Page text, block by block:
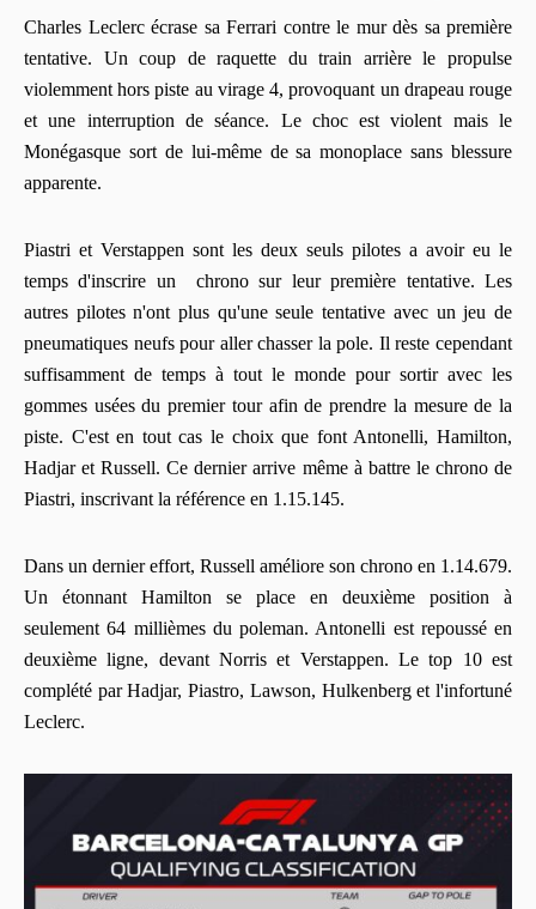
Charles Leclerc écrase sa Ferrari contre le mur dès sa première
tentative. Un coup de raquette du train arrière le propulse
violemment hors piste au virage 4, provoquant un drapeau rouge
et une interruption de séance. Le choc est violent mais le
Monégasque sort de lui-même de sa monoplace sans blessure
apparente.
Piastri et Verstappen sont les deux seuls pilotes a avoir eu le
temps d'inscrire un chrono sur leur première tentative. Les
autres pilotes n'ont plus qu'une seule tentative avec un jeu de
pneumatiques neufs pour aller chasser la pole. Il reste cependant
suffisamment de temps à tout le monde pour sortir avec les
gommes usées du premier tour afin de prendre la mesure de la
piste. C'est en tout cas le choix que font Antonelli, Hamilton,
Hadjar et Russell. Ce dernier arrive même à battre le chrono de
Piastri, inscrivant la référence en 1.15.145.
Dans un dernier effort, Russell améliore son chrono en 1.14.679.
Un étonnant Hamilton se place en deuxième position à
seulement 64 millièmes du poleman. Antonelli est repoussé en
deuxième ligne, devant Norris et Verstappen. Le top 10 est
complété par Hadjar, Piastro, Lawson, Hulkenberg et l'infortuné
Leclerc.